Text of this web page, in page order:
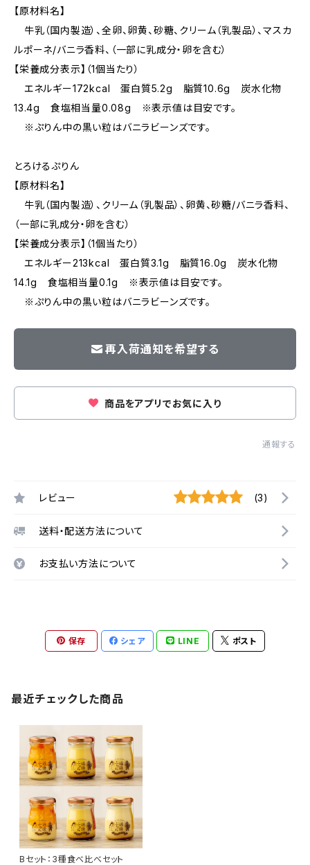
【原材料名】
牛乳（国内製造）、全卵、卵黄、砂糖、クリーム（乳製品）、マスカ
ルポーネ/バニラ香料、（一部に乳成分・卵を含む）
【栄養成分表示】（1個当たり）
エネルギー172kcal 蛋白質5.2g 脂質10.6g 炭水化物
13.4g 食塩相当量0.08g ※表示値は目安です。
※ぷりん中の黒い粒はバニラビーンズです。
とろけるぷりん
【原材料名】
牛乳（国内製造）、クリーム（乳製品）、卵黄、砂糖/バニラ香料、
（一部に乳成分・卵を含む）
【栄養成分表示】（1個当たり）
エネルギー213kcal 蛋白質3.1g 脂質16.0g 炭水化物
14.1g 食塩相当量0.1g ※表示値は目安です。
※ぷりん中の黒い粒はバニラビーンズです。
再入荷通知を希望する
商品をアプリでお気に入り
通報する
レビュー (3)
送料・配送方法について
お支払い方法について
保存 シェア LINE ポスト
最近チェックした商品
Bセット：3種食べ比べセット